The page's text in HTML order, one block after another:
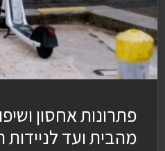
פתרונות אחסון
מהבית ועד לניידות